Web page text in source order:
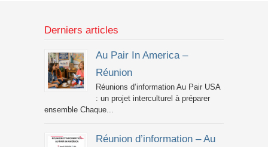
Derniers articles
Au Pair In America –
Réunion
Réunions d’information Au Pair USA
: un projet interculturel à préparer
ensemble Chaque...
Réunion d’information – Au